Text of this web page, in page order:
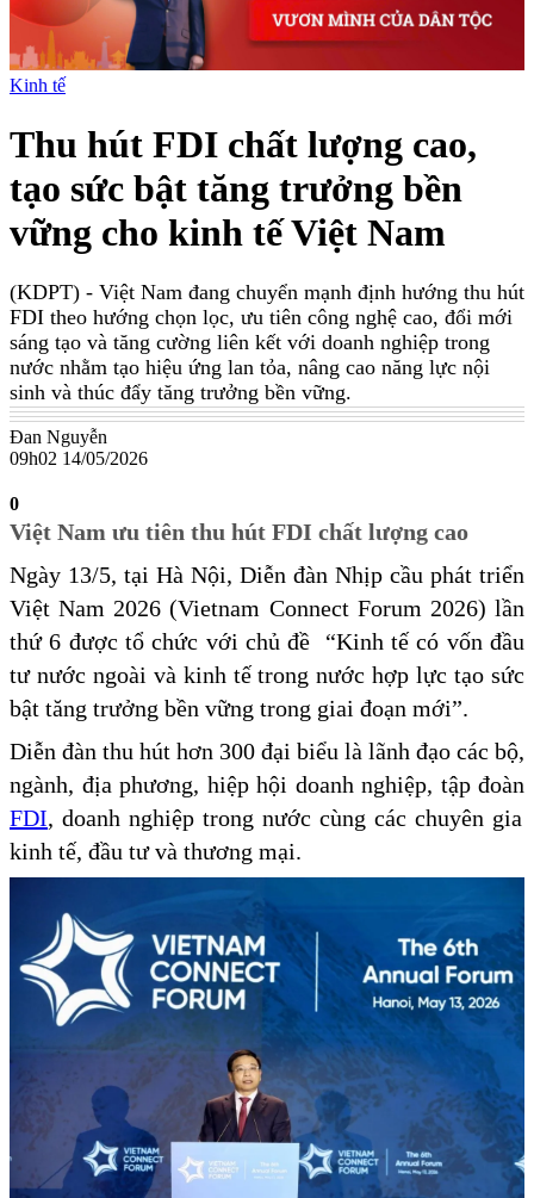
Kinh tế
Thu hút FDI chất lượng cao,
tạo sức bật tăng trưởng bền
vững cho kinh tế Việt Nam
(KDPT) - Việt Nam đang chuyển mạnh định hướng thu hút
FDI theo hướng chọn lọc, ưu tiên công nghệ cao, đổi mới
sáng tạo và tăng cường liên kết với doanh nghiệp trong
nước nhằm tạo hiệu ứng lan tỏa, nâng cao năng lực nội
sinh và thúc đẩy tăng trưởng bền vững.
Đan Nguyễn
09h02 14/05/2026
0
Việt Nam ưu tiên thu hút FDI chất lượng cao
Ngày 13/5, tại Hà Nội, Diễn đàn Nhịp cầu phát triển
Việt Nam 2026 (Vietnam Connect Forum 2026) lần
thứ 6 được tổ chức với chủ đề “Kinh tế có vốn đầu
tư nước ngoài và kinh tế trong nước hợp lực tạo sức
bật tăng trưởng bền vững trong giai đoạn mới”.
Diễn đàn thu hút hơn 300 đại biểu là lãnh đạo các bộ,
ngành, địa phương, hiệp hội doanh nghiệp, tập đoàn
FDI, doanh nghiệp trong nước cùng các chuyên gia
kinh tế, đầu tư và thương mại.